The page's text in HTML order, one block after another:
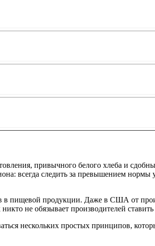
привычного белого хлеба и
всегда следить за превышением
пищевой продукции. Даже в США от
не обязывает производителей
нескольких простых принципов,